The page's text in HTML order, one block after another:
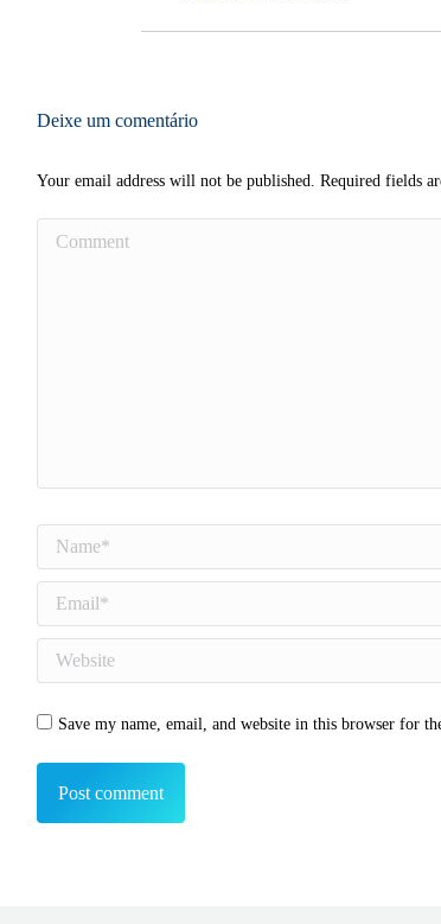
Deixe um comentário
Your email address will not be published. Required fields
Comment
Save my name, email, and website in this browser for
Post comment